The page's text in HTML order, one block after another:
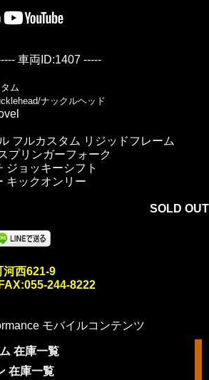
車両ID:1407 -----
ム
ナックルヘッド
フルカスタム リジッドフレーム
プリンガーフォーク
ジョッキーシフト
キックオンリー
SOLD OUT
河西621-9
244-8222
モバイルコンテンツ
在庫一覧
在庫一覧